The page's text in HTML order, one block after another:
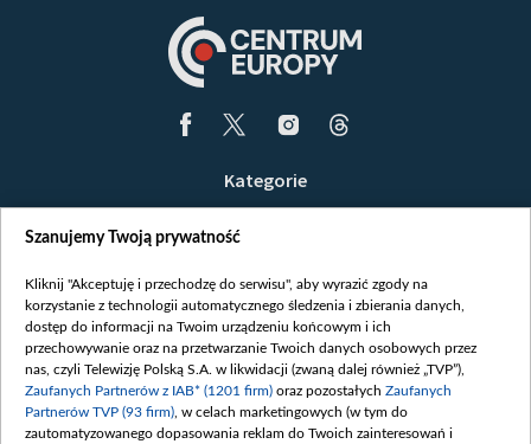
Kategorie
Opinie
Białoruś / Polska
Czytelnia
Centrum Europy
O nas
Szanujemy Twoją prywatność
Kliknij "Akceptuję i przechodzę do serwisu", aby wyrazić zgody na
korzystanie z technologii automatycznego śledzenia i zbierania danych,
dostęp do informacji na Twoim urządzeniu końcowym i ich
przechowywanie oraz na przetwarzanie Twoich danych osobowych przez
nas, czyli Telewizję Polską S.A. w likwidacji (zwaną dalej również „TVP”),
Zaufanych Partnerów z IAB* (1201 firm) oraz pozostałych Zaufanych
Partnerów TVP (93 firm) , w celach marketingowych (w tym do
zautomatyzowanego dopasowania reklam do Twoich zainteresowań i